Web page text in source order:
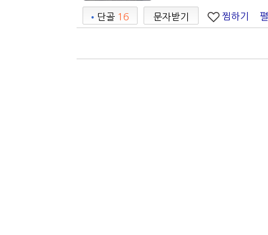
• 단골 16 문자받기 찜하기